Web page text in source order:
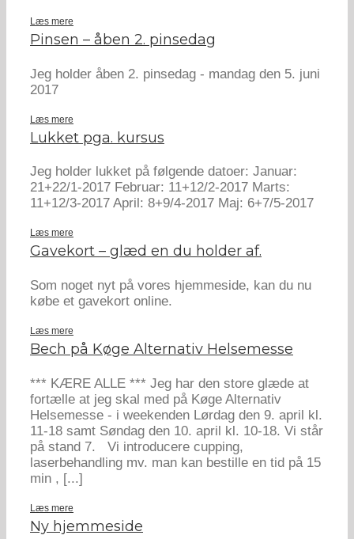
Læs mere
Pinsen – åben 2. pinsedag
Jeg holder åben 2. pinsedag - mandag den 5. juni
2017
Læs mere
Lukket pga. kursus
Jeg holder lukket på følgende datoer: Januar:
21+22/1-2017 Februar: 11+12/2-2017 Marts:
11+12/3-2017 April: 8+9/4-2017 Maj: 6+7/5-2017
Læs mere
Gavekort – glæd en du holder af.
Som noget nyt på vores hjemmeside, kan du nu
købe et gavekort online.
Læs mere
Bech på Køge Alternativ Helsemesse
*** KÆRE ALLE *** Jeg har den store glæde at
fortælle at jeg skal med på Køge Alternativ
Helsemesse - i weekenden Lørdag den 9. april kl.
11-18 samt Søndag den 10. april kl. 10-18. Vi står
på stand 7. Vi introducere cupping,
laserbehandling mv. man kan bestille en tid på 15
min , [...]
Læs mere
Ny hjemmeside